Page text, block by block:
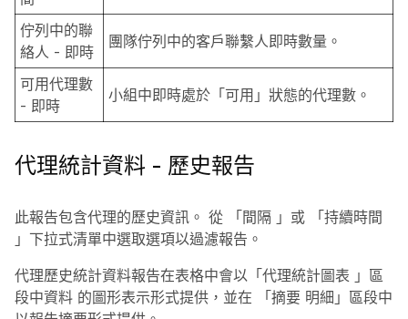
佇列中的聯
絡人 - 即時
團隊佇列中的客戶聯繫人即時數量。
可用代理數
- 即時
小組中即時處於「可用」狀態的代理數。
代理統計資料 - 歷史報告
此報告包含代理的歷史資訊。 從 「間隔 」或
「持續時間
」下拉式清單中選取選項以過濾報告。
代理歷史統計資料報告在表格中會以「代理統計圖表 」區
段中資料 的圖形表示形式提供，並在 「摘要 明細」區段中